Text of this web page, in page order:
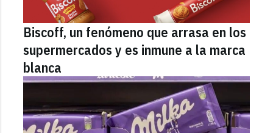
Biscoff, un fenómeno que arrasa en los
supermercados y es inmune a la marca
blanca